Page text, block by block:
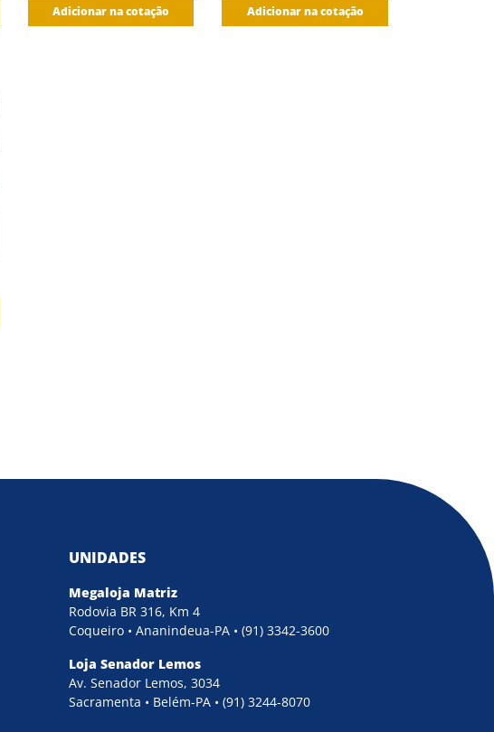
Adicionar na cotação Adicionar na cotação
UNIDADES
Megaloja Matriz
Rodovia BR 316, Km 4
Coqueiro • Ananindeua-PA • (91) 3342-3600
Loja Senador Lemos
Av. Senador Lemos, 3034
Sacramenta • Belém-PA • (91) 3244-8070